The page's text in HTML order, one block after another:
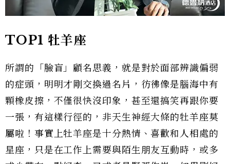
TOP1 牡羊座
所謂的「臉盲」顧名思義，就是對於面部辨識偏弱
的症頭，明明才剛交換過名片，彷彿像是腦海中有
顆橡皮擦，不僅很快沒印象，甚至還搞笑再跟你要
一張，有這樣行徑的，非天生神經大條的牡羊座莫
屬啦！事實上牡羊座是十分熱情、喜歡和人相處的
星座，只是在工作上需要與陌生朋友互動時，或多